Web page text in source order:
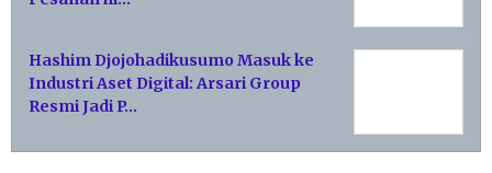
Hashim Djojohadikusumo Masuk ke
Industri Aset Digital: Arsari Group
Resmi Jadi P…